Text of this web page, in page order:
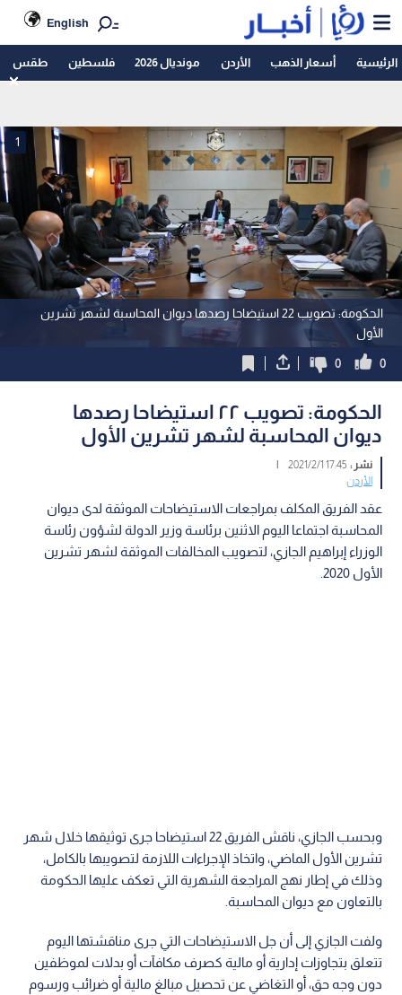
English
الرئيسية أسعار الذهب الأردن مونديال 2026 فلسطين طقس
الحكومة: تصويب 22 استيضاحا رصدها ديوان المحاسبة لشهر تشرين
الأول
1
0
0
الحكومة: تصويب ٢٢ استيضاحا رصدها
ديوان المحاسبة لشهر تشرين الأول
نشر :17:45 2021/2/1
|
الأردن
عقد الفريق المكلف بمراجعات الاستيضاحات الموثقة لدى ديوان
المحاسبة اجتماعا اليوم الاثنين برئاسة وزير الدولة لشؤون رئاسة
الوزراء إبراهيم الجازي، لتصويب المخالفات الموثقة لشهر تشرين
الأول 2020.
وبحسب الجازي، ناقش الفريق 22 استيضاحا جرى توثيقها خلال شهر
تشرين الأول الماضي، واتخاذ الإجراءات اللازمة لتصويبها بالكامل،
وذلك في إطار نهج المراجعة الشهرية التي تعكف عليها الحكومة
بالتعاون مع ديوان المحاسبة.
ولفت الجازي إلى أن جل الاستيضاحات التي جرى مناقشتها اليوم
تتعلق بتجاوزات إدارية أو مالية كصرف مكافآت أو بدلات لموظفين
دون وجه حق، أو التغاضي عن تحصيل مبالغ مالية أو ضرائب ورسوم